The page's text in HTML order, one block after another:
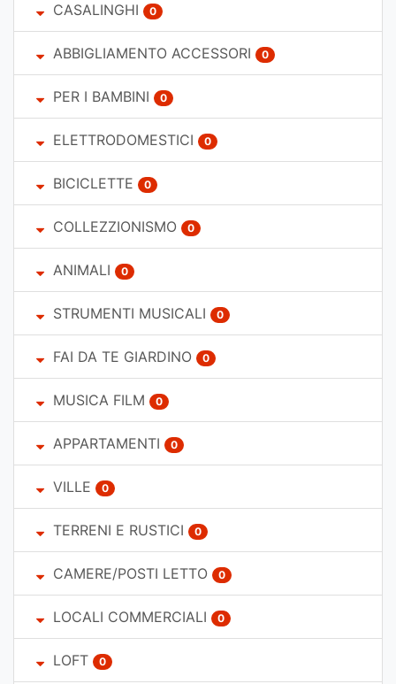
CASALINGHI 0
ABBIGLIAMENTO ACCESSORI 0
PER I BAMBINI 0
ELETTRODOMESTICI 0
BICICLETTE 0
COLLEZZIONISMO 0
ANIMALI 0
STRUMENTI MUSICALI 0
FAI DA TE GIARDINO 0
MUSICA FILM 0
APPARTAMENTI 0
VILLE 0
TERRENI E RUSTICI 0
CAMERE/POSTI LETTO 0
LOCALI COMMERCIALI 0
LOFT 0